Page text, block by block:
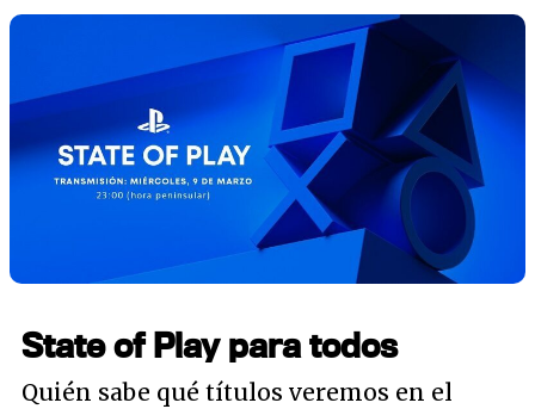
State of Play para todos
Quién sabe qué títulos veremos en el